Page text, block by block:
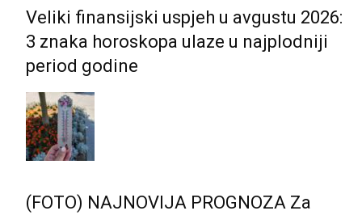
Veliki finansijski uspjeh u avgustu 2026:
3 znaka horoskopa ulaze u najplodniji
period godine
(FOTO) NAJNOVIJA PROGNOZA Za